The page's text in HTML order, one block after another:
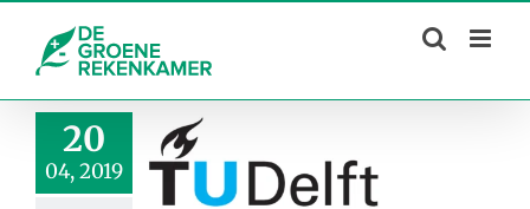
content
20
04, 2019